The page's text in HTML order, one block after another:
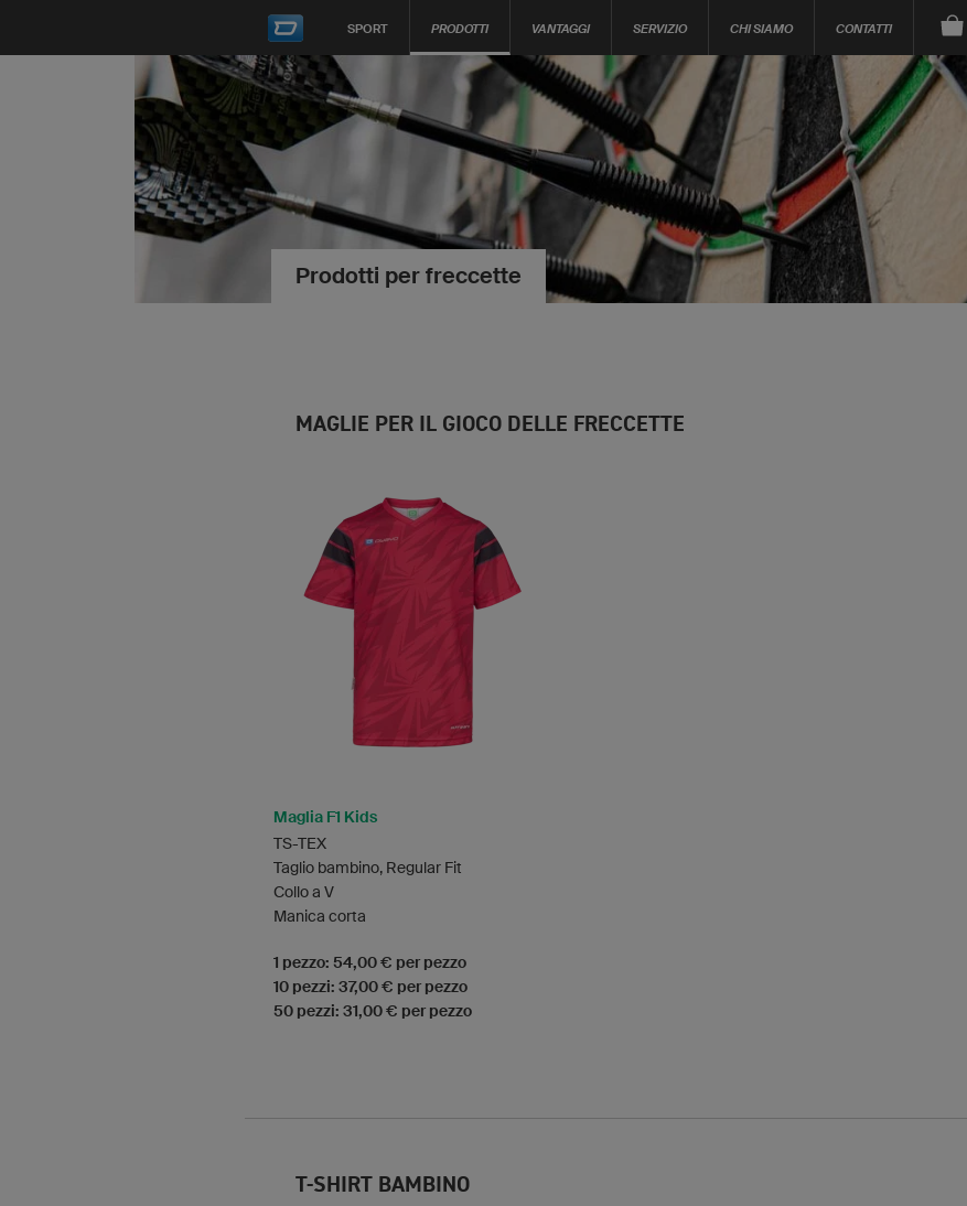
SPORT PRODOTTI VANTAGGI SERVIZIO CHI SIAMO CONTATTI
Prodotti per freccette
MAGLIE PER IL GIOCO DELLE FRECCETTE
Maglia F1 Kids
TS-TEX
Taglio bambino, Regular Fit
Collo a V
Manica corta
1 pezzo: 54,00 € per pezzo
10 pezzi: 37,00 € per pezzo
50 pezzi: 31,00 € per pezzo
T-SHIRT BAMBINO